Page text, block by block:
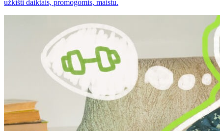
užkišti daiktais, promogomis, maistu.